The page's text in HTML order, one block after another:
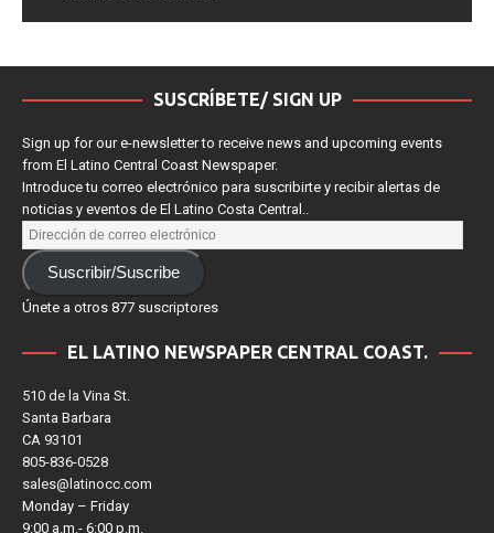
SUSCRÍBETE/ SIGN UP
Sign up for our e-newsletter to receive news and upcoming events
from El Latino Central Coast Newspaper.
Introduce tu correo electrónico para suscribirte y recibir alertas de
noticias y eventos de El Latino Costa Central..
Suscribir/Suscribe
Únete a otros 877 suscriptores
EL LATINO NEWSPAPER CENTRAL COAST.
510 de la Vina St.
Santa Barbara
CA 93101
805-836-0528
sales@latinocc.com
Monday – Friday
9:00 a.m.- 6:00 p.m.